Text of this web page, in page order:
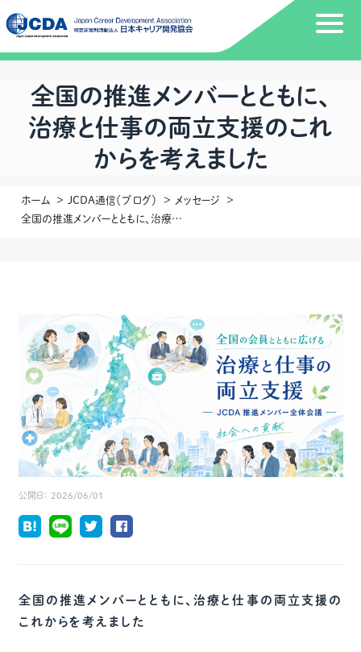
全国の推進メンバーとともに、
治療と仕事の両立支援のこれ
からを考えました
ホーム JCDA通信（ブログ）
メッセージ
全国の推進メンバーとともに、治療と仕事の両立支援のこれからを考えました
公開日： 2026/06/01
全国の推進メンバーとともに、治療と仕事の両立支援の
これからを考えました